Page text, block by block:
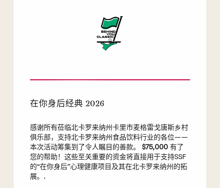
在你身后经典 2026
感谢所有莅临北卡罗来纳州卡里市麦格雷戈唐斯乡村
俱乐部，支持北卡罗来纳州食品饮料行业的各位——
本次活动筹集到了令人瞩目的善款。 $75,000 有了
您的帮助！这些至关重要的资金将直接用于支持SSF
的“在你身后”心理健康项目及其在北卡罗来纳州的拓
展。.